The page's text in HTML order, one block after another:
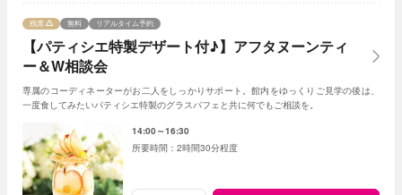
【パティシエ特製デザート付♪】アフタヌーンティ
ー＆W相談会
残席 無料 リアルタイム予約
専属のコーディネーターがお二人をしっかりサポート。館内をゆっくりご見学の後は、
一度食してみたいパティシエ特製のグラスパフェと共に何でもご相談を。
14:00～16:30
2時間30分程度